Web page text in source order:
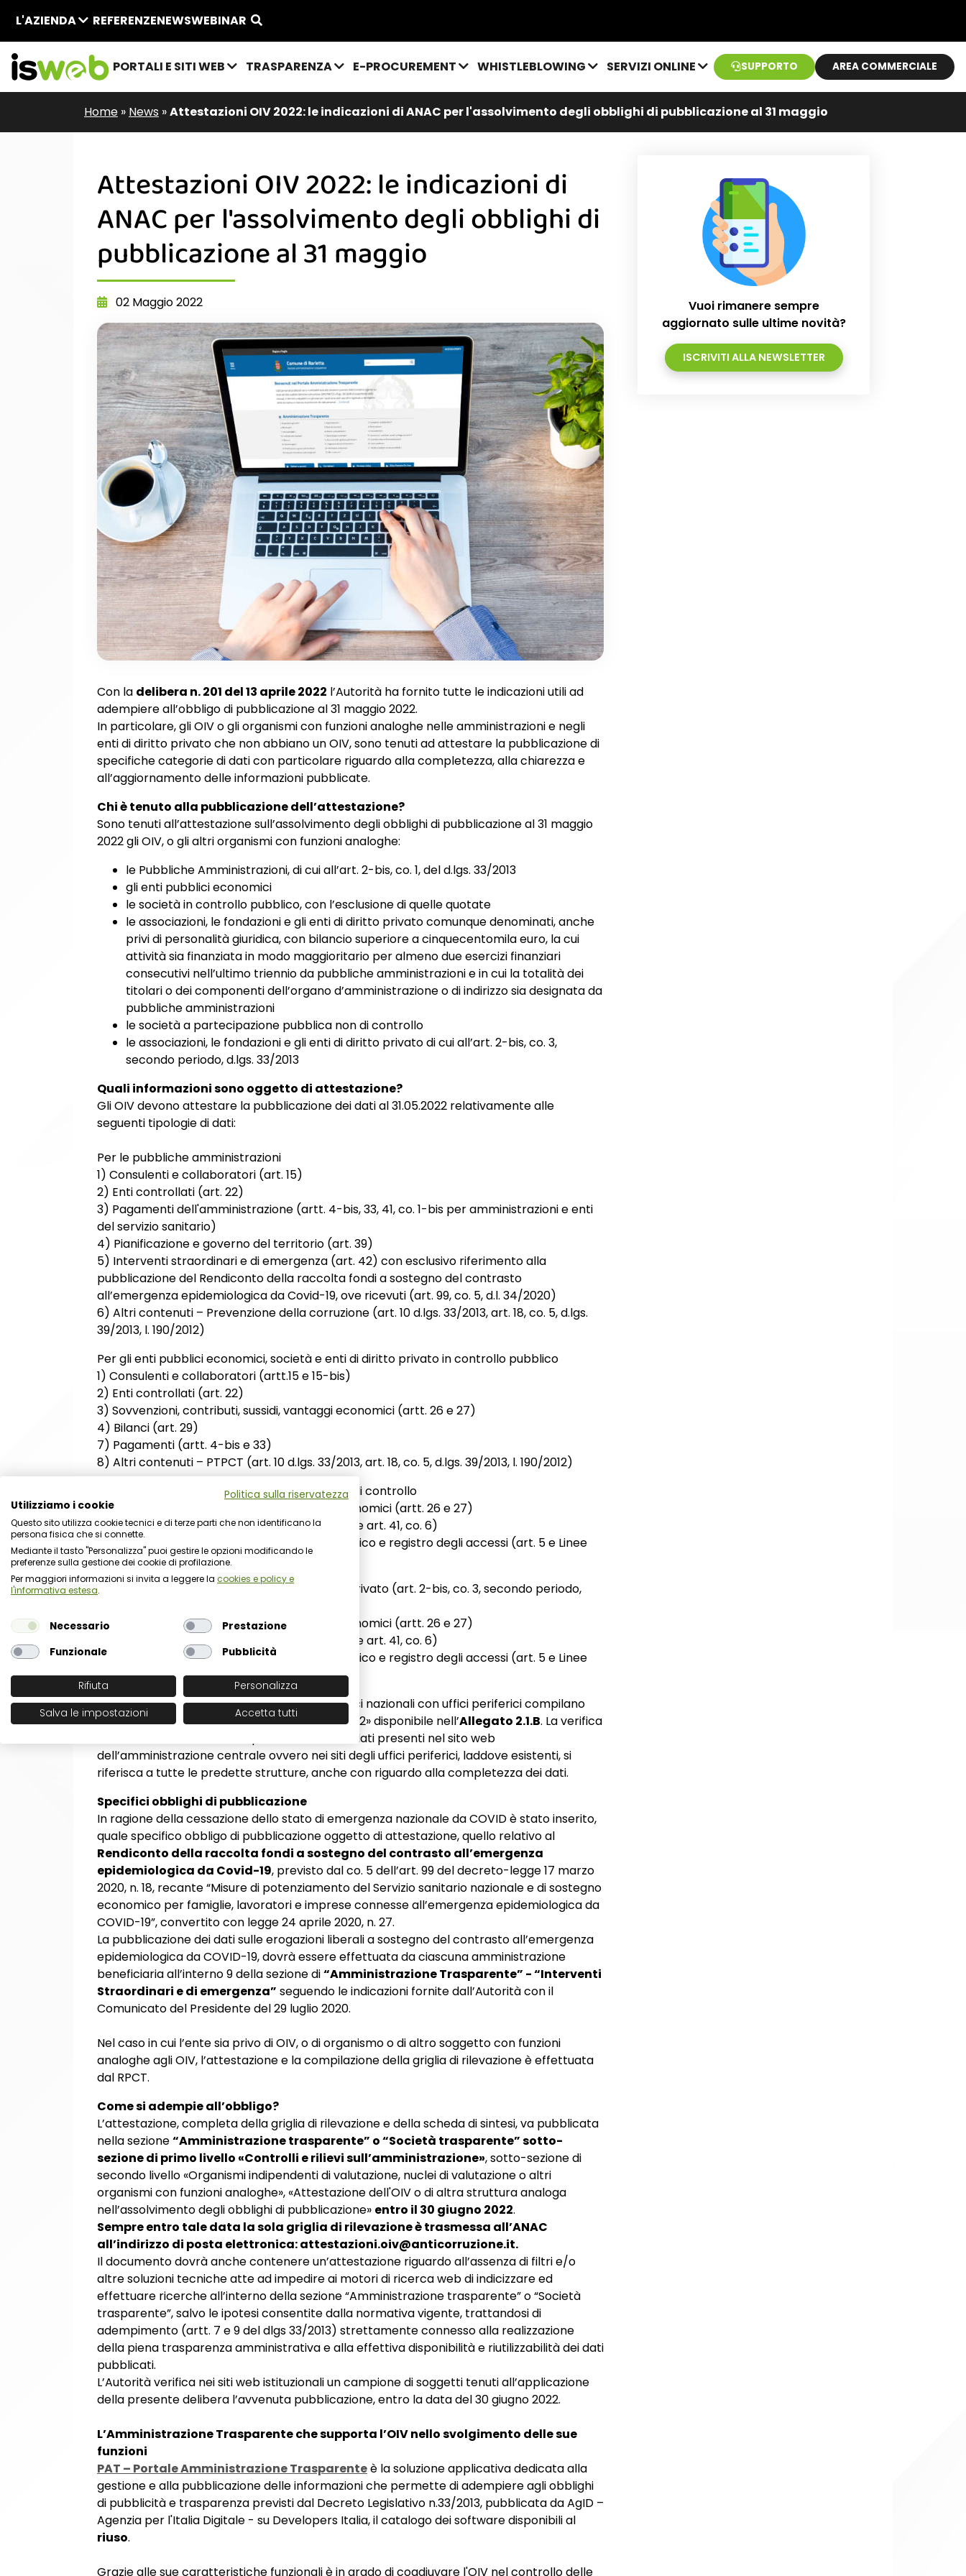
L'AZIENDA REFERENZENEWSWEBINAR
PORTALI E SITI WEB TRASPARENZA E-PROCUREMENT WHISTLEBLOWING SERVIZI ONLINE SUPPORTO AREA COMMERCIALE
Home » News »Attestazioni OIV 2022: le indicazioni di ANAC per l'assolvimento degli obblighi di pubblicazione al 31 maggio
Attestazioni OIV 2022: le indicazioni di
ANAC per l'assolvimento degli obblighi di
pubblicazione al 31 maggio
02 Maggio 2022
Con la delibera n. 201 del 13 aprile 2022 l’Autorità ha fornito tutte le indicazioni utili ad
adempiere all’obbligo di pubblicazione al 31 maggio 2022.
In particolare, gli OIV o gli organismi con funzioni analoghe nelle amministrazioni e negli
enti di diritto privato che non abbiano un OIV, sono tenuti ad attestare la pubblicazione di
specifiche categorie di dati con particolare riguardo alla completezza, alla chiarezza e
all’aggiornamento delle informazioni pubblicate.
Chi è tenuto alla pubblicazione dell’attestazione?
Sono tenuti all’attestazione sull’assolvimento degli obblighi di pubblicazione al 31 maggio
2022 gli OIV, o gli altri organismi con funzioni analoghe:
le Pubbliche Amministrazioni, di cui all’art. 2-bis, co. 1, del d.lgs. 33/2013
gli enti pubblici economici
le società in controllo pubblico, con l’esclusione di quelle quotate
le associazioni, le fondazioni e gli enti di diritto privato comunque denominati, anche
privi di personalità giuridica, con bilancio superiore a cinquecentomila euro, la cui
attività sia finanziata in modo maggioritario per almeno due esercizi finanziari
consecutivi nell’ultimo triennio da pubbliche amministrazioni e in cui la totalità dei
titolari o dei componenti dell’organo d’amministrazione o di indirizzo sia designata da
pubbliche amministrazioni
le società a partecipazione pubblica non di controllo
le associazioni, le fondazioni e gli enti di diritto privato di cui all’art. 2-bis, co. 3,
secondo periodo, d.lgs. 33/2013
Quali informazioni sono oggetto di attestazione?
Gli OIV devono attestare la pubblicazione dei dati al 31.05.2022 relativamente alle
seguenti tipologie di dati:
Per le pubbliche amministrazioni
1) Consulenti e collaboratori (art. 15)
2) Enti controllati (art. 22)
3) Pagamenti dell'amministrazione (artt. 4-bis, 33, 41, co. 1-bis per amministrazioni e enti
del servizio sanitario)
4) Pianificazione e governo del territorio (art. 39)
5) Interventi straordinari e di emergenza (art. 42) con esclusivo riferimento alla
pubblicazione del Rendiconto della raccolta fondi a sostegno del contrasto
all’emergenza epidemiologica da Covid-19, ove ricevuti (art. 99, co. 5, d.l. 34/2020)
6) Altri contenuti – Prevenzione della corruzione (art. 10 d.lgs. 33/2013, art. 18, co. 5, d.lgs.
39/2013, l. 190/2012)
Per gli enti pubblici economici, società e enti di diritto privato in controllo pubblico
1) Consulenti e collaboratori (artt.15 e 15-bis)
2) Enti controllati (art. 22)
3) Sovvenzioni, contributi, sussidi, vantaggi economici (artt. 26 e 27)
4) Bilanci (art. 29)
7) Pagamenti (artt. 4-bis e 33)
8) Altri contenuti – PTPCT (art. 10 d.lgs. 33/2013, art. 18, co. 5, d.lgs. 39/2013, l. 190/2012)
Per le società a partecipazione pubblica non di controllo
1) Sovvenzioni, contributi, sussidi, vantaggi economici (artt. 26 e 27)
2) Servizi erogati (art. 32 e solo per il SSN anche art. 41, co. 6)
3) Altri contenuti - Accesso civico: accesso civico e registro degli accessi (art. 5 e Linee
guida Anac FOIA del. 1309/2016)
Per le associazioni, fondazioni e enti di diritto privato (art. 2-bis, co. 3, secondo periodo,
1) Sovvenzioni, contributi, sussidi, vantaggi economici (artt. 26 e 27)
2) Servizi erogati (art. 32 e solo per il SSN anche art. 41, co. 6)
3) Altri contenuti - Accesso civico: accesso civico e registro degli accessi (art. 5 e Linee
guida Anac FOIA del. 1309/2016)
Solo gli OIV dei Ministeri e degli enti Enti pubblici nazionali con uffici periferici compilano
anche la «Griglia di rilevazione al 31 maggio 2022» disponibile nell’Allegato 2.1.B. La verifica
è intesa ad accertare se la pubblicazione dei dati presenti nel sito web
dell’amministrazione centrale ovvero nei siti degli uffici periferici, laddove esistenti, si
riferisca a tutte le predette strutture, anche con riguardo alla completezza dei dati.
Specifici obblighi di pubblicazione
In ragione della cessazione dello stato di emergenza nazionale da COVID è stato inserito,
quale specifico obbligo di pubblicazione oggetto di attestazione, quello relativo al
Rendiconto della raccolta fondi a sostegno del contrasto all’emergenza
epidemiologica da Covid-19, previsto dal co. 5 dell’art. 99 del decreto-legge 17 marzo
2020, n. 18, recante “Misure di potenziamento del Servizio sanitario nazionale e di sostegno
economico per famiglie, lavoratori e imprese connesse all’emergenza epidemiologica da
COVID-19”, convertito con legge 24 aprile 2020, n. 27.
La pubblicazione dei dati sulle erogazioni liberali a sostegno del contrasto all’emergenza
epidemiologica da COVID-19, dovrà essere effettuata da ciascuna amministrazione
beneficiaria all’interno 9 della sezione di“Amministrazione Trasparente” - “Interventi
Straordinari e di emergenza” seguendo le indicazioni fornite dall’Autorità con il
Comunicato del Presidente del 29 luglio 2020.
Nel caso in cui l’ente sia privo di OIV, o di organismo o di altro soggetto con funzioni
analoghe agli OIV, l’attestazione e la compilazione della griglia di rilevazione è effettuata
dal RPCT.
Come si adempie all’obbligo?
L’attestazione, completa della griglia di rilevazione e della scheda di sintesi, va pubblicata
nella sezione“Amministrazione trasparente” o “Società trasparente” sotto-
sezione di primo livello «Controlli e rilievi sull’amministrazione», sotto-sezione di
secondo livello «Organismi indipendenti di valutazione, nuclei di valutazione o altri
organismi con funzioni analoghe», «Attestazione dell'OIV o di altra struttura analoga
nell’assolvimento degli obblighi di pubblicazione» entro il 30 giugno 2022.
Sempre entro tale data la sola griglia di rilevazione è trasmessa all’ANAC
all’indirizzo di posta elettronica: attestazioni.oiv@anticorruzione.it.
Il documento dovrà anche contenere un’attestazione riguardo all’assenza di filtri e/o
altre soluzioni tecniche atte ad impedire ai motori di ricerca web di indicizzare ed
effettuare ricerche all’interno della sezione “Amministrazione trasparente” o “Società
trasparente”, salvo le ipotesi consentite dalla normativa vigente, trattandosi di
adempimento (artt. 7 e 9 del dlgs 33/2013) strettamente connesso alla realizzazione
della piena trasparenza amministrativa e alla effettiva disponibilità e riutilizzabilità dei dati
pubblicati.
L’Autorità verifica nei siti web istituzionali un campione di soggetti tenuti all’applicazione
della presente delibera l’avvenuta pubblicazione, entro la data del 30 giugno 2022.
L’Amministrazione Trasparente che supporta l’OIV nello svolgimento delle sue
funzioni
PAT – Portale Amministrazione Trasparenteè la soluzione applicativa dedicata alla
gestione e alla pubblicazione delle informazioni che permette di adempiere agli obblighi
di pubblicità e trasparenza previsti dal Decreto Legislativo n.33/2013, pubblicata da AgID –
Agenzia per l'Italia Digitale - su Developers Italia, il catalogo dei software disponibili al
riuso.
Grazie alle sue caratteristiche funzionali è in grado di coadiuvare l'OIV nel controllo delle
Vuoi rimanere sempre
aggiornato sulle ultime novità?
ISCRIVITI ALLA NEWSLETTER
Politica sulla riservatezza
Utilizziamo i cookie
Questo sito utilizza cookie tecnici e di terze parti che non identificano la
persona fisica che si connette.
Mediante il tasto "Personalizza" puoi gestire le opzioni modificando le
preferenze sulla gestione dei cookie di profilazione.
Per maggiori informazioni si invita a leggere la cookies e policy e
l'informativa estesa.
Necessario
Prestazione
Funzionale
Pubblicità
Rifiuta
Personalizza
Salva le impostazioni
Accetta tutti